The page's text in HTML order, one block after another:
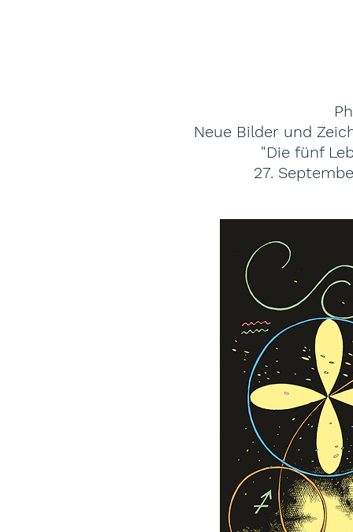
Neue Bilder und
"Die fünf
27.